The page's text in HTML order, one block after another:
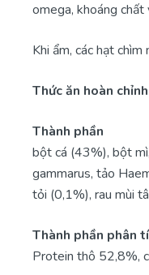
omega, khoáng
Khi ẩm, các hạt
Thức ăn hoàn
Thành phần
bột cá (43%), bột
gammarus, tảo
tỏi (0,1%), rau mùi
Thành phần phân
Protein thô 52,8%,